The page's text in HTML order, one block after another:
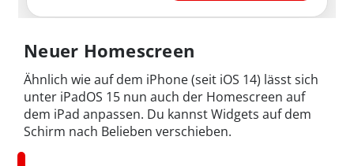
Neuer Homescreen
Ähnlich wie auf dem iPhone (seit iOS 14) lässt sich
unter iPadOS 15 nun auch der Homescreen auf
dem iPad anpassen. Du kannst Widgets auf dem
Schirm nach Belieben verschieben.